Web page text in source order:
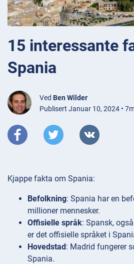
15 interessante
Spania
Ved Ben Wilder
Publisert Januar 10, 2024 •
Kjappe fakta om Spania:
Befolkning: Spania har en
millioner mennesker.
Offisielle språk: Spansk,
er det offisielle språket i
Hovedstad: Madrid fungerer
Spania.